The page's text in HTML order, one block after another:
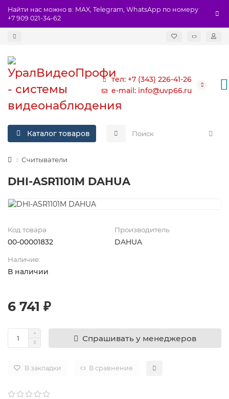
Найти нас можно в: MAX, Telegram, WhatsApp по номеру
+7 909 021-34-62
тел: +7 (343) 226-41-26
e-mail: info@uvp66.ru
Каталог товаров
Считыватели
DHI-ASR1101M DAHUA
Код товара
00-00001832
Производитель
DAHUA
Наличие:
В наличии
6 741 ₽
Спрашивать у менеджеров
В закладки В сравнение